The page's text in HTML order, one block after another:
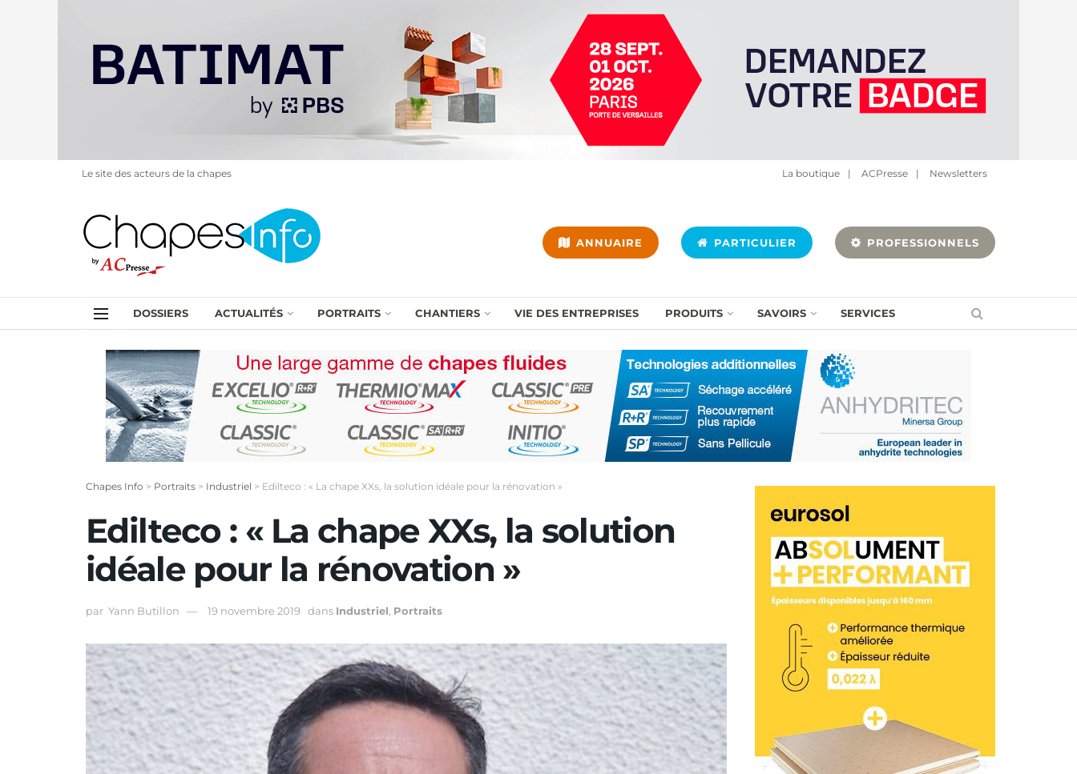
Le site des acteurs de la chapes La boutique | ACPresse | Newsletters
ANNUAIRE PARTICULIER PROFESSIONNELS
DOSSIERS ACTUALITÉS PORTRAITS CHANTIERS VIE DES ENTREPRISES PRODUITS SAVOIRS SERVICES
Chapes Info > Portraits > Industriel > Edilteco : « La chape XXs, la solution idéale pour la rénovation »
Edilteco : « La chape XXs, la solution
idéale pour la rénovation »
par Yann Butillon 19 novembre 2019 dans Industriel Portraits